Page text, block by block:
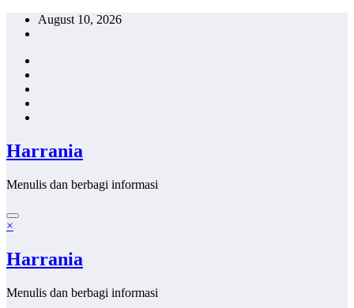
Skip
August 10, 2026
Harrania
Menulis dan berbagi informasi
×
Harrania
Menulis dan berbagi informasi